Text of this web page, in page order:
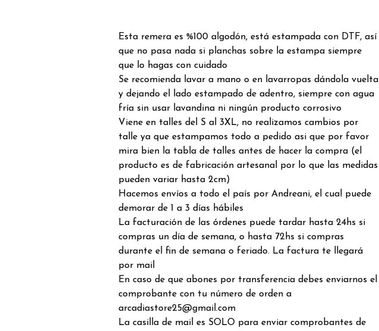
Esta remera es %100 algodón, está estampada con DTF, así
que no pasa nada si planchas sobre la estampa siempre
que lo hagas con cuidado
Se recomienda lavar a mano o en lavarropas dándola vuelta
y dejando el lado estampado de adentro, siempre con agua
fría sin usar lavandina ni ningún producto corrosivo
Viene en talles del S al 3XL, no realizamos cambios por
talle ya que estampamos todo a pedido asi que por favor
mira bien la tabla de talles antes de hacer la compra (el
producto es de fabricación artesanal por lo que las medidas
pueden variar hasta 2cm)
Hacemos envíos a todo el país por Andreani, el cual puede
demorar de 1 a 3 días hábiles
La facturación de las órdenes puede tardar hasta 24hs si
compras un día de semana, o hasta 72hs si compras
durante el fin de semana o feriado. La factura te llegará
por mail
En caso de que abones por transferencia debes enviarnos el
comprobante con tu número de orden a
arcadiastore25@gmail.com
La casilla de mail es SOLO para enviar comprobantes de